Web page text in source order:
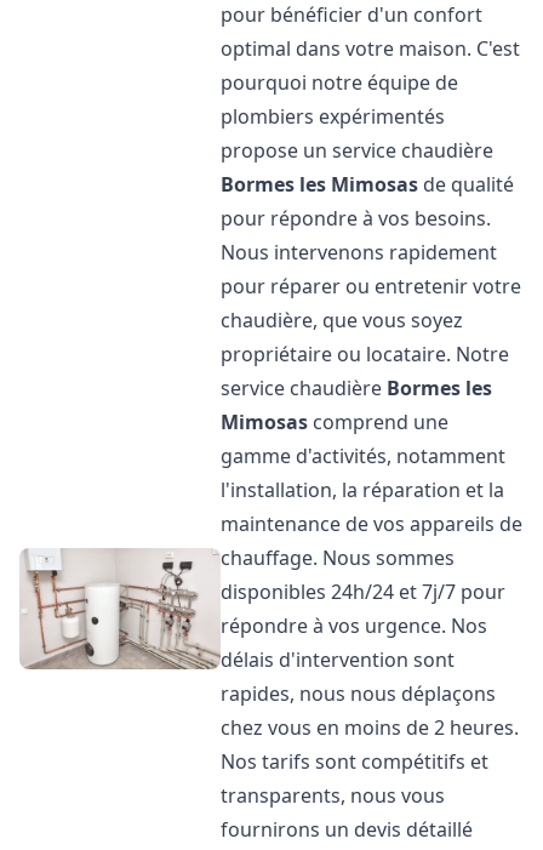
pour bénéficier d'un confort
optimal dans votre maison. C'est
pourquoi notre équipe de
plombiers expérimentés
propose un service chaudière
Bormes les Mimosas de qualité
pour répondre à vos besoins.
Nous intervenons rapidement
pour réparer ou entretenir votre
chaudière, que vous soyez
propriétaire ou locataire. Notre
service chaudière Bormes les
Mimosas comprend une
gamme d'activités, notamment
l'installation, la réparation et la
maintenance de vos appareils de
chauffage. Nous sommes
disponibles 24h/24 et 7j/7 pour
répondre à vos urgence. Nos
délais d'intervention sont
rapides, nous nous déplaçons
chez vous en moins de 2 heures.
Nos tarifs sont compétitifs et
transparents, nous vous
fournirons un devis détaillé